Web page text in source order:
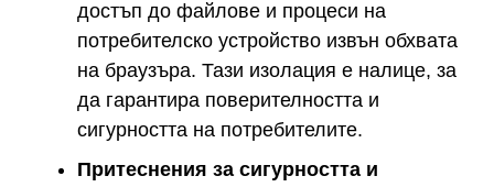
достъп до файлове и процеси на
потребителско устройство извън обхвата
на браузъра. Тази изолация е налице, за
да гарантира поверителността и
сигурността на потребителите.
Притеснения за сигурността и